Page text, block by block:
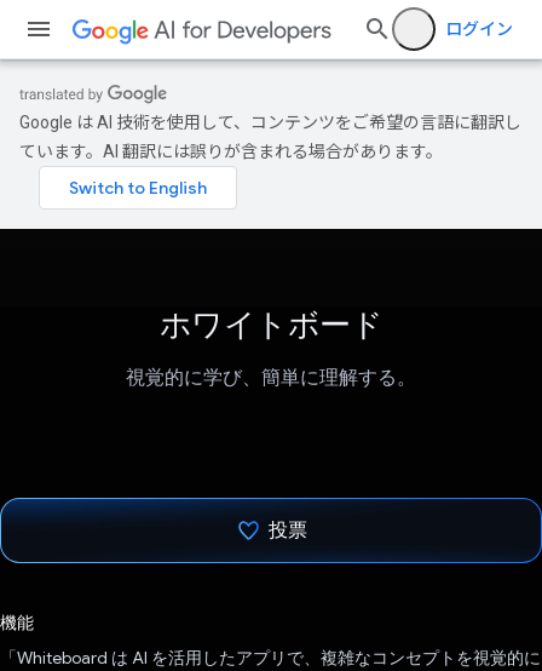
ログイン
Google は AI 技術を使用して、コンテンツをご希望の言語に翻訳し
ています。AI 翻訳には誤りが含まれる場合があります。
ホワイトボード
視覚的に学び、簡単に理解する。
投票
機能
「Whiteboard は AI を活用したアプリで、複雑なコンセプトを視覚的に